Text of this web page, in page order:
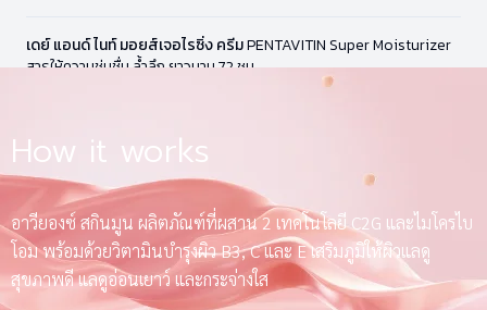
เดย์ แอนด์ ไนท์ มอยส์เจอไรซิ่ง ครีมPENTAVITIN Super Moisturizer
สารให้ความชุ่มชื่น ล้ำลึก ยาวนาน 72 ชม.
How it works
อาวียองซ์ สกินมูน ผลิตภัณฑ์ที่ผสาน 2 เทคโนโลยี C2G และไมโครไบ
โอม พร้อมด้วยวิตามินบำรุงผิว B3, C และ E เสริมภูมิให้ผิวแลดู
สุขภาพดี แลดูอ่อนเยาว์ และกระจ่างใส